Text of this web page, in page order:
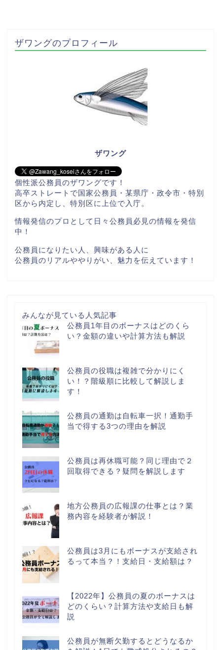
ザワングのプロフィール
ザワング
個性派公務員のザワングです！
高卒ストレートで国家公務員・某県庁・政令市・特別
区から内定し、特別区に上位で入庁。
情報発信のプロとして日々公務員必見の情報を発信
中！
公務員になりたい人、興味がある人に
公務員のリアルややりがい、魅力を伝えています！
みんなが見ている人気記事
公務員1年目のボーナスはどのくら
い？金額の違いや計算方法も解説
公務員の役職は複雑で分かりにく
い！？階級順に比較して解説しま
す！
公務員の通勤は自転車一択！通勤手
当で得する3つの理由を解説
公務員は再休職可能？同じ理由で２
回取得できる？疑問を解説します
地方公務員の広報課の仕事とは？業
務内容を経験者が解説！
公務員は3月にもボーナスが支給され
るって本当？！支給日・支給額は？
【2022年】公務員の夏のボーナスは
どのくらい？計算方法や支給日も解
説
公務員が無断欠勤するとどうなるか